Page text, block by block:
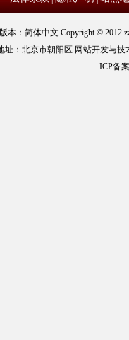
本：简体中文 Copyright © 2012
址：北京市朝阳区 网站开发与技
ICP备